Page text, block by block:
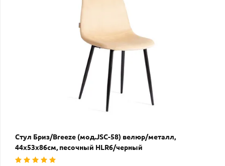
Стул Бриз/Breeze (мод.JSC-58) велюр/металл,
44х53х86см, песочный HLR6/черный